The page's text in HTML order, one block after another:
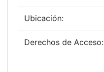
Ubicación:
Derechos de Acceso: